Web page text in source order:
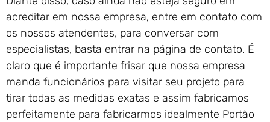
acreditar em nossa empresa, entre em contato com
os nossos atendentes, para conversar com
especialistas, basta entrar na página de contato. É
claro que é importante frisar que nossa empresa
manda funcionários para visitar seu projeto para
tirar todas as medidas exatas e assim fabricamos
perfeitamente para fabricarmos idealmente Portão